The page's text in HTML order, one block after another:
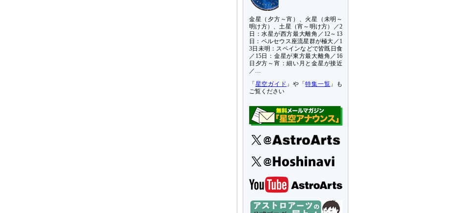
金星（夕方～宵）、火星（未明～
明け方）、土星（宵～明け方）／2
日：水星が西方最大離角／12～13
日：ペルセウス座流星群が極大／1
3日未明：スペインなどで皆既日食
／15日：金星が東方最大離角／16
日夕方～宵：細い月と金星が接近
／…
「 星空ガイド 」や「特集一覧 」も
ご覧ください